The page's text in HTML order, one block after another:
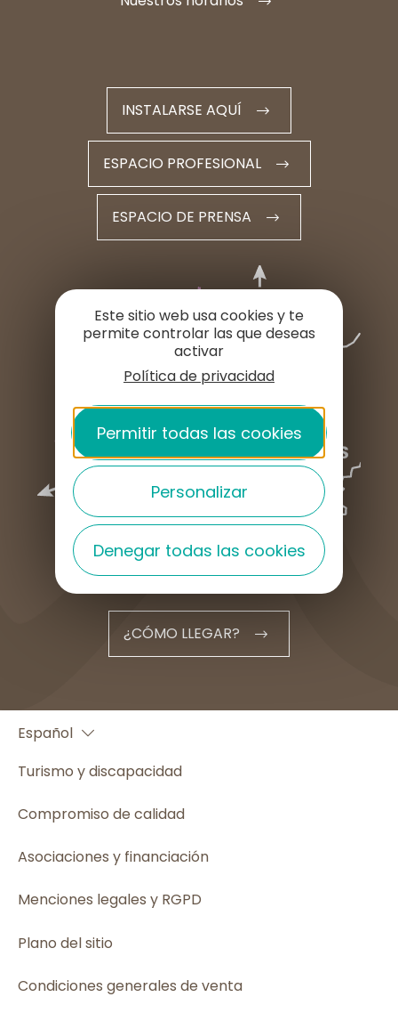
INSTALARSE AQUÍ
ESPACIO PROFESIONAL
ESPACIO DE PRENSA
¿CÓMO LLEGAR?
Español
English
Turismo y discapacidad
Compromiso de calidad
Asociaciones y financiación
Menciones legales y RGPD
Plano del sitio
Condiciones generales de venta
Este sitio web usa cookies y te
permite controlar las que deseas
activar
Política de privacidad
Permitir todas las cookies
Personalizar
Denegar todas las cookies